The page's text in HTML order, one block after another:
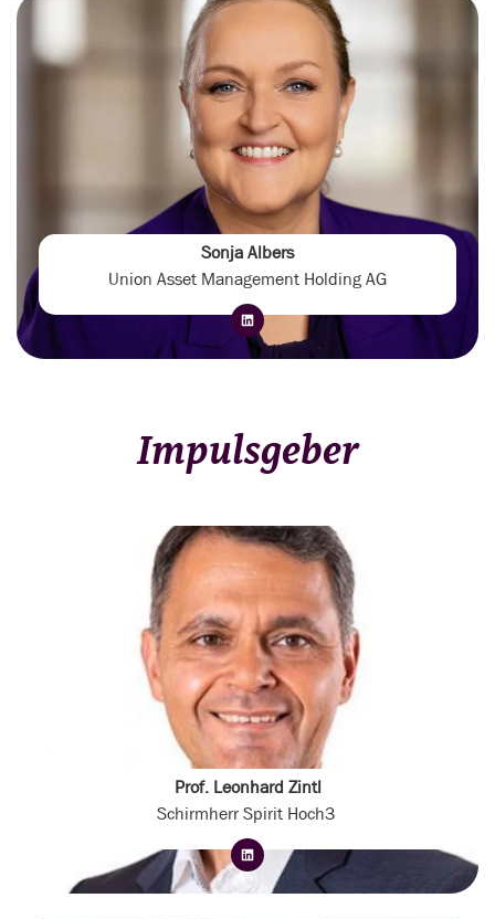
Sonja Albers
Union Asset Management Holding AG
Impulsgeber
Prof. Leonhard Zintl
Schirmherr Spirit Hoch3